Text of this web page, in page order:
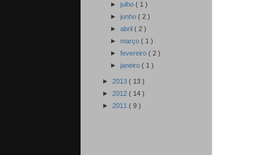
► julho ( 1 )
► junho ( 2 )
► abril ( 2 )
► março ( 1 )
► fevereiro ( 2 )
► janeiro ( 1 )
► 2013 ( 13 )
► 2012 ( 14 )
► 2011 ( 9 )